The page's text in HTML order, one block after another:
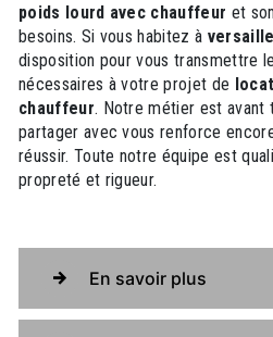
poids lourd avec chauffeur et
besoins. Si vous habitez à
disposition pour vous transmettre
nécessaires à votre projet de
chauffeur. Notre métier est avant
partager avec vous renforce
réussir. Toute notre équipe est
propreté et rigueur.
En savoir plus